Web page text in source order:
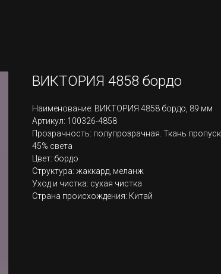
ВИКТОРИЯ 4858 бордо
Наименование: ВИКТОРИЯ 4858 бордо, 89 мм
Артикул: 100326-4858
Прозрачность: полупрозрачная. Ткань
45% света
Цвет: бордо
Структура: жаккард, меланж
Уход и чистка: сухая чистка
Страна происхождения: Китай